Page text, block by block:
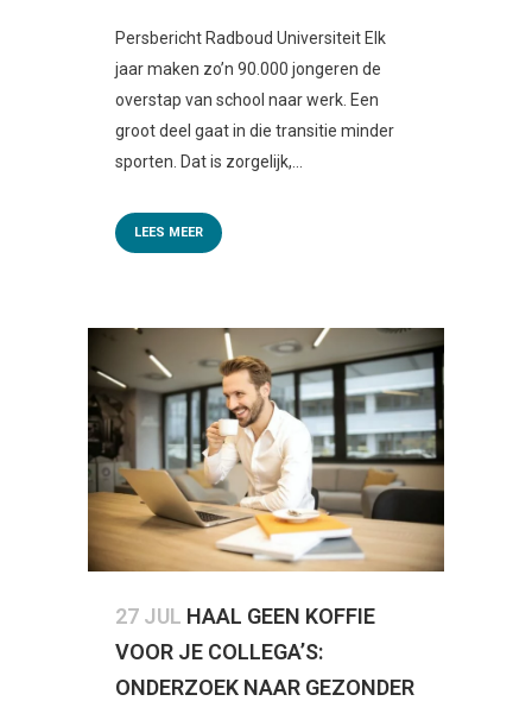
Persbericht Radboud Universiteit Elk
jaar maken zo’n 90.000 jongeren de
overstap van school naar werk. Een
groot deel gaat in die transitie minder
sporten. Dat is zorgelijk,...
LEES MEER
27 JUL HAAL GEEN KOFFIE
VOOR JE COLLEGA’S:
ONDERZOEK NAAR GEZONDER